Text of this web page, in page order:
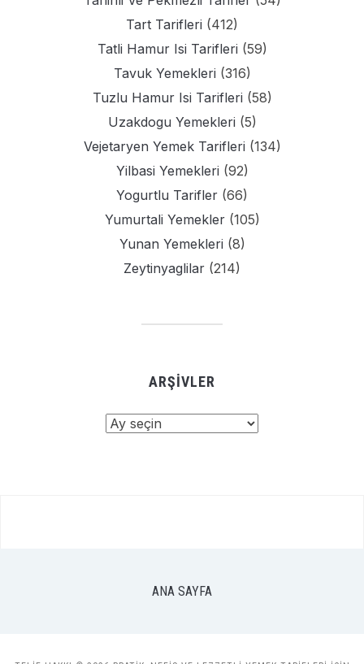
Tart Tarifleri (412)
Tatli Hamur Isi Tarifleri (59)
Tavuk Yemekleri (316)
Tuzlu Hamur Isi Tarifleri (58)
Uzakdogu Yemekleri (5)
Vejetaryen Yemek Tarifleri (134)
Yilbasi Yemekleri (92)
Yogurtlu Tarifler (66)
Yumurtali Yemekler(105)
Yunan Yemekleri (8)
Zeytinyaglilar (214)
ARŞIVLER
ANA SAYFA